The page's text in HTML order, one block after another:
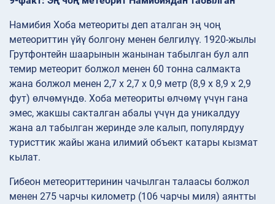
Намибия Хоба метеориты деп аталган эң чоң
метеориттин үйү болгону менен белгилүү. 1920-жылы
Грутфонтейн шаарынын жанынан табылган бул алп
темир метеорит болжол менен 60 тонна салмакта
жана болжол менен 2,7 х 2,7 х 0,9 метр (8,9 х 8,9 х 2,9
фут) өлчөмүндө. Хоба метеориты өлчөмү үчүн гана
эмес, жакшы сакталган абалы үчүн да уникалдуу
жана ал табылган жеринде эле калып, популярдуу
туристтик жайы жана илимий объект катары кызмат
кылат.
Гибеон метеориттеринин чачылган талаасы болжол
менен 275 чарчы километр (106 чарчы миля) аянтты